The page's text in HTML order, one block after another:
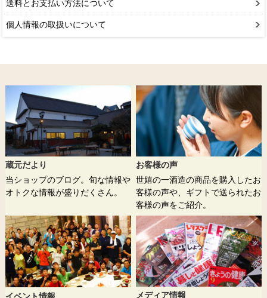
送料とお支払い方法について
個人情報の取扱いについて
蔵元だより
当ショップのブログ。旬な情報や
オトクな情報が盛りだくさん。
お客様の声
世嬉の一酒造の商品を購入したお
客様の声や、ギフトで送られたお
客様の声をご紹介。
イベント情報 メディア情報